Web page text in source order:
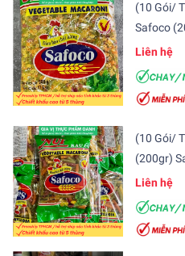
(10 Gói/
Safoco
Liên hệ
(10 Gói/
(200gr)
Liên hệ